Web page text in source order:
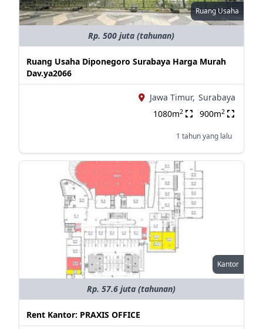
Ruang Usaha
Rp. 500 juta (tahunan)
Ruang Usaha Diponegoro Surabaya Harga Murah
Dav.ya2066
Jawa Timur, Surabaya
1080m2 900m2
1 tahun yang lalu
Kantor
Rp. 57.6 juta (tahunan)
Rent Kantor: PRAXIS OFFICE